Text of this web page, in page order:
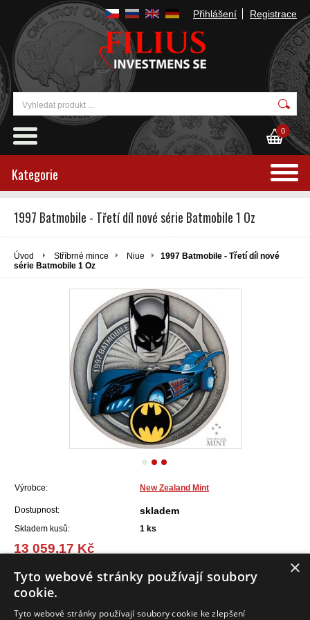
Přihlášení Registrace
0
Kategorie
1997 Batmobile - Třetí díl nové série Batmobile 1 Oz
Úvod Stříbrné mince Niue
1997 Batmobile - Třetí díl nové
série Batmobile 1 Oz
Výrobce: New Zealand Mint
Dostupnost: skladem
Skladem kusů: 1 ks
13 059,17 Kč
×
Tyto webové stránky používají soubory
cookie.
Tyto webové stránky používají soubory cookie ke zlepšení